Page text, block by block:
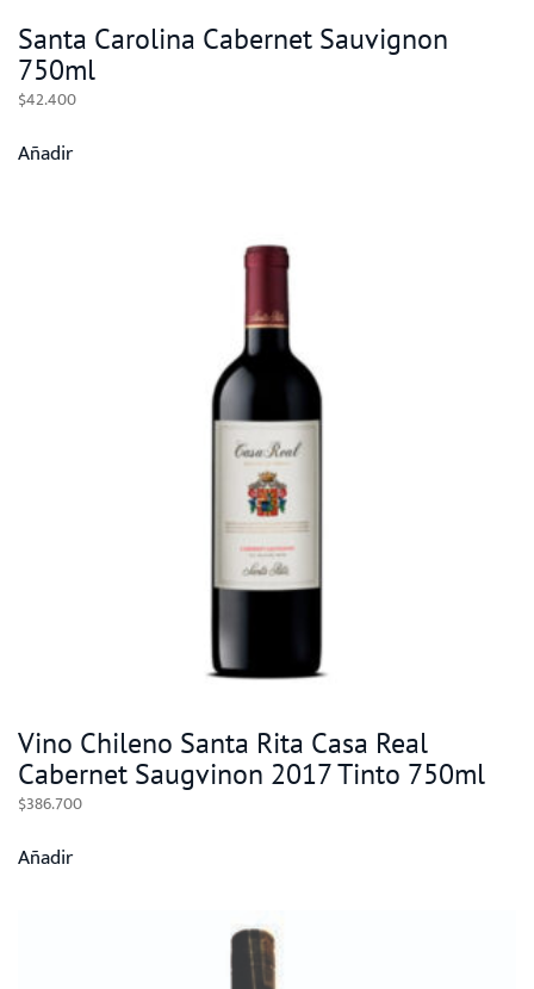
Santa Carolina Cabernet Sauvignon
750ml
$42.400
Añadir
Vino Chileno Santa Rita Casa Real
Cabernet Saugvinon 2017 Tinto 750ml
$386.700
Añadir